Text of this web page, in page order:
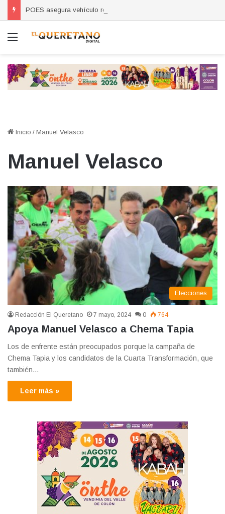
Menú
Inicio / Manuel Velasco
Manuel Velasco
Elecciones
Redacción El Queretano 7 mayo, 2024 0 764
Apoya Manuel Velasco a Chema Tapia
Los de enfrente están preocupados porque la campaña de
Chema Tapia y los candidatos de la Cuarta Transformación, que
también…
Leer más »